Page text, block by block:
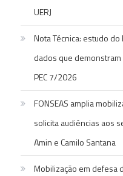
UERJ
Nota Técnica: estudo
dados que
PEC 7/2026
FONSEAS amplia
solicita audiências aos
Amin e Camilo Santana
Mobilização em defesa